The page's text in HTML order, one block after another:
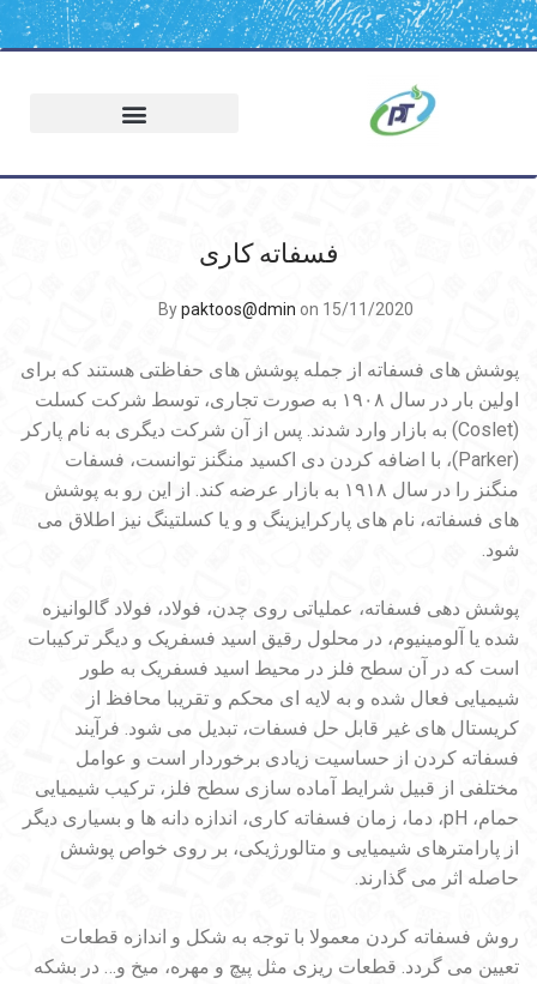
فسفاته کاری
Bypaktoos@dmin on 15/11/2020
پوشش های فسفاته از جمله پوشش های حفاظتی هستند که برای
اولین بار در سال ۱۹۰۸ به صورت تجاری، توسط شرکت کسلت
(Coslet) به بازار وارد شدند. پس از آن شرکت دیگری به نام پارکر
(Parker)، با اضافه کردن دی اکسید منگنز توانست، فسفات
منگنز را در سال ۱۹۱۸ به بازار عرضه کند. از این رو به پوشش
های فسفاته، نام های پارکرایزینگ و و یا کسلتینگ نیز اطلاق می
شود.
پوشش دهی فسفاته، عملیاتی روی چدن، فولاد، فولاد گالوانیزه
شده یا آلومینیوم، در محلول رقیق اسید فسفریک و دیگر ترکیبات
است که در آن سطح فلز در محیط اسید فسفریک به طور
شیمیایی فعال شده و به لایه ای محکم و تقریبا محافظ از
کریستال های غیر قابل حل فسفات، تبدیل می شود. فرآیند
فسفاته کردن از حساسیت زیادی برخوردار است و عوامل
مختلفی از قبیل شرایط آماده سازی سطح فلز، ترکیب شیمیایی
حمام، pH، دما، زمان فسفاته کاری، اندازه دانه ها و بسیاری دیگر
از پارامترهای شیمیایی و متالورژیکی، بر روی خواص پوشش
حاصله اثر می گذارند.
روش فسفاته کردن معمولا با توجه به شکل و اندازه قطعات
تعیین می گردد. قطعات ریزی مثل پیچ و مهره، میخ و… در بشکه